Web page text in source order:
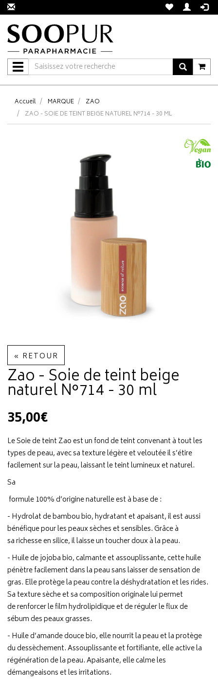
Navigation
Accueil MARQUE
ZAO
ZAO - SOIE DE TEINT BEIGE NATUREL N°714 - 30 ML
« RETOUR
Zao - Soie de teint beige
naturel N°714 - 30 ml
35,00€
Le Soie de teint Zao est un fond de teint convenant à tout les
types de peau, avec sa texture légère et veloutée il s’étire
facilement sur la peau, laissant le teint lumineux et naturel.
Sa
formule 100% d’origine naturelle est à base de :
- Hydrolat de bambou bio, hydratant et apaisant, il est aussi
bénéfique pour les peaux sèches et sensibles. Grâce à
sa richesse en silice, il laisse un toucher doux à la peau.
- Huile de jojoba bio, calmante et assouplissante, cette huile
pénètre facilement dans la peau sans laisser de sensation de
gras. Elle protège la peau contre la déshydratation et les rides.
Sa texture sèche et sa composition originale lui permet
de renforcer le film hydrolipidique et de réguler le flux de
sébum des peaux grasses.
- Huile d’amande douce bio, elle nourrit la peau et la protège
du dessèchement. Assouplissante et fortifiante, elle active la
régénération de la peau. Apaisante, elle calme les
démangeaisons et les irritations.